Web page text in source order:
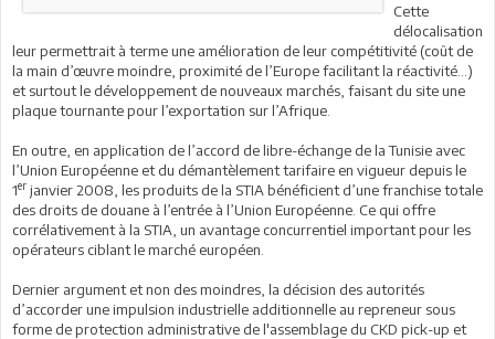
Cette
délocalisation
leur permettrait à terme une amélioration de leur compétitivité (coût de
la main d’œuvre moindre, proximité de l’Europe facilitant la réactivité…)
et surtout le développement de nouveaux marchés, faisant du site une
plaque tournante pour l’exportation sur l’Afrique.
En outre, en application de l’accord de libre-échange de la Tunisie avec
l’Union Européenne et du démantèlement tarifaire en vigueur depuis le
1er janvier 2008, les produits de la STIA bénéficient d’une franchise totale
des droits de douane à l’entrée à l’Union Européenne. Ce qui offre
corrélativement à la STIA, un avantage concurrentiel important pour les
opérateurs ciblant le marché européen.
Dernier argument et non des moindres, la décision des autorités
d’accorder une impulsion industrielle additionnelle au repreneur sous
forme de protection administrative de l'assemblage du CKD pick-up et